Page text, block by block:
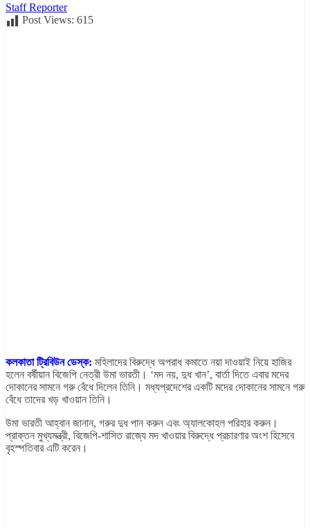
Staff Reporter
Post Views: 615
কলকাতা ট্রিবিউন ডেস্ক: মহিলাদের বিরুদ্ধে অপরাধ কমাতে নয়া দাওয়াই নিয়ে হাজির
হলেন বর্ষীয়ান বিজেপি নেত্রী উমা ভারতী। ‘মদ নয়, দুধ খান’, বার্তা দিতে এবার মদের
দোকানের সামনে গরু বেঁধে দিলেন তিনি। মধ্যপ্রদেশের একটি মদের দোকানের সামনে গরু
বেঁধে তাদের খড় খাওয়ান তিনি।
উমা ভারতী আহ্বান জানান, গরুর দুধ পান করুন এবং অ্যালকোহল পরিহার করুন।
প্রাক্তন মুখ্যমন্ত্রী, বিজেপি-শাসিত রাজ্যে মদ খাওয়ার বিরুদ্ধে প্রচারণার অংশ হিসেবে
বৃহস্পতিবার এটি করেন।